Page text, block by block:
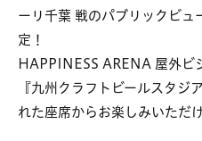
ーリ千葉 戦のパブリックビュ
定！
HAPPINESS ARENA 屋外ビ
『九州クラフトビールスタジ
れた座席からお楽しみいただ